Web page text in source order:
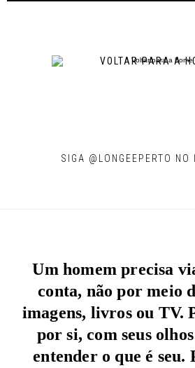
VOLTAR PARA A
SIGA @LONGEEPERTO NO
Um homem precisa
conta, não por meio
imagens, livros ou TV.
por si, com seus
entender o que é seu.